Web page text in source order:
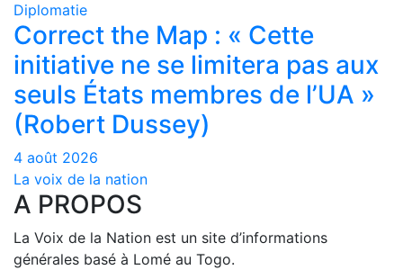
Diplomatie
Correct the Map : « Cette
initiative ne se limitera pas aux
seuls États membres de l’UA »
(Robert Dussey)
4 août 2026
La voix de la nation
A PROPOS
La Voix de la Nation est un site d’informations
générales basé à Lomé au Togo.